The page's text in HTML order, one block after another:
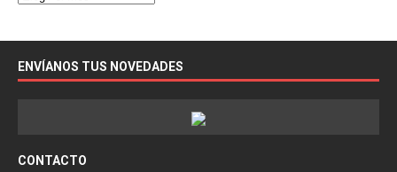
ENVÍANOS TUS NOVEDADES
CONTACTO